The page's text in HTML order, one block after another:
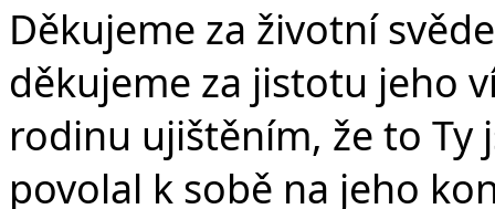
Děkujeme za životní
děkujeme za jistotu jeho
rodinu ujištěním, že to Ty
povolal k sobě na jeho